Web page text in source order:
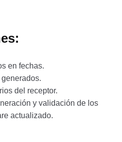
en fechas.
del receptor.
y validación de los
actualizado.